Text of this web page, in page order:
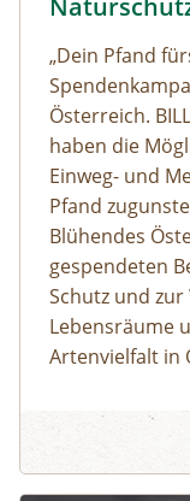
„Dein Pfand
Österreich.
haben die
Einweg- und
Pfand
Blühendes
gespendeten
Schutz und
Lebensräume
Artenvielfalt in